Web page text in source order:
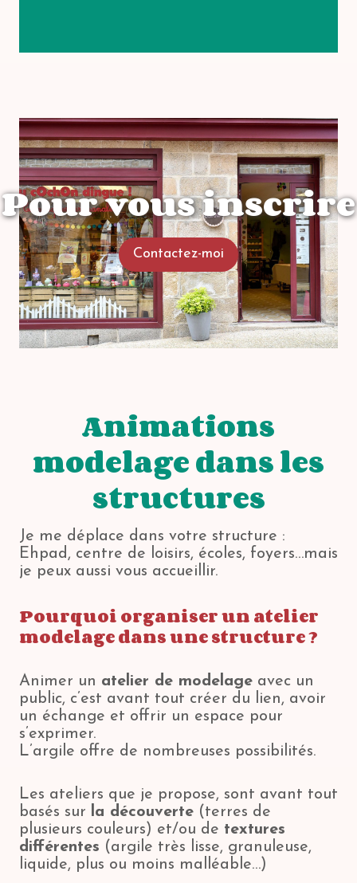
Pour vous inscrire
Contactez-moi
Animations
modelage dans les
structures
Je me déplace dans votre structure :
Ehpad, centre de loisirs, écoles, foyers…mais
je peux aussi vous accueillir.
Pourquoi organiser un atelier
modelage dans une structure ?
Animer un atelier de modelage avec un
public, c’est avant tout créer du lien, avoir
un échange et offrir un espace pour
s’exprimer.
L’argile offre de nombreuses possibilités.
Les ateliers que je propose, sont avant tout
basés sur
la découverte (terres de
plusieurs couleurs) et/ou de textures
différentes (argile très lisse, granuleuse,
liquide, plus ou moins malléable…)